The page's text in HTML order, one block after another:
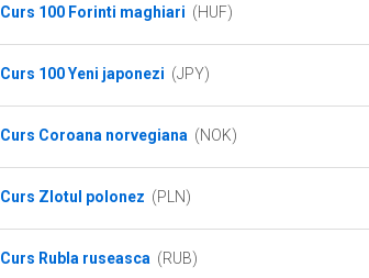
Curs 100 Forinti maghiari (HUF)
Curs 100 Yeni japonezi (JPY)
Curs Coroana norvegiana (NOK)
Curs Zlotul polonez (PLN)
Curs Rubla ruseasca (RUB)